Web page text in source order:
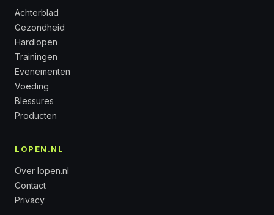
Achterblad
Gezondheid
Hardlopen
Trainingen
Evenementen
Voeding
Blessures
Producten
LOPEN.NL
Over lopen.nl
Contact
Privacy